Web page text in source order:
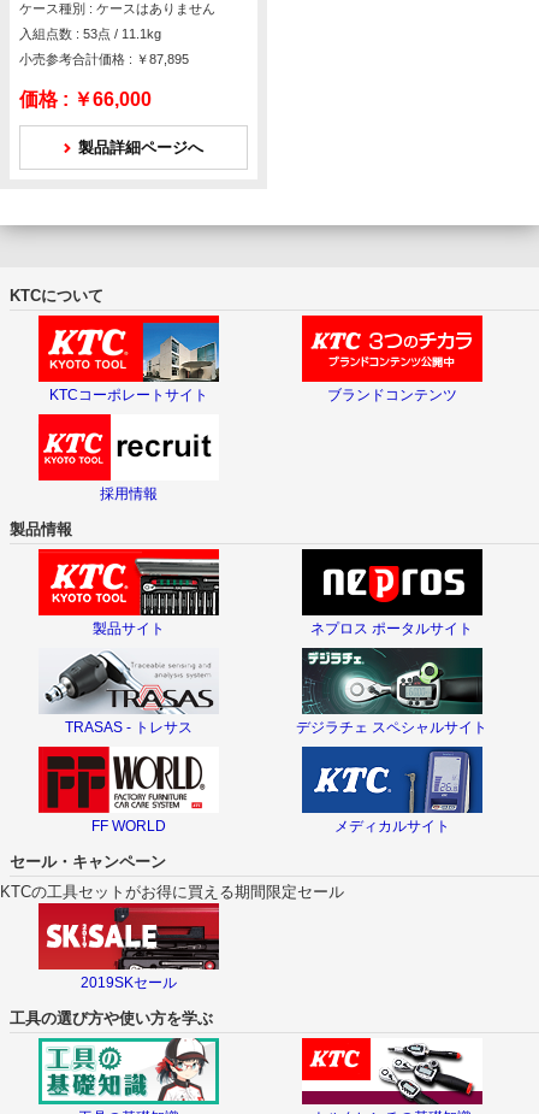
ケース種別 : ケースはありません
入組点数 : 53点 / 11.1kg
小売参考合計価格 : ￥87,895
価格 : ￥66,000
製品詳細ページへ
KTCについて
KTCコーポレートサイト ブランドコンテンツ
採用情報
製品情報
製品サイト ネプロス ポータルサイト
TRASAS - トレサス デジラチェ スペシャルサイト
FF WORLD メディカルサイト
セール・キャンペーン
KTCの工具セットがお得に買える期間限定セール
2019SKセール
工具の選び方や使い方を学ぶ